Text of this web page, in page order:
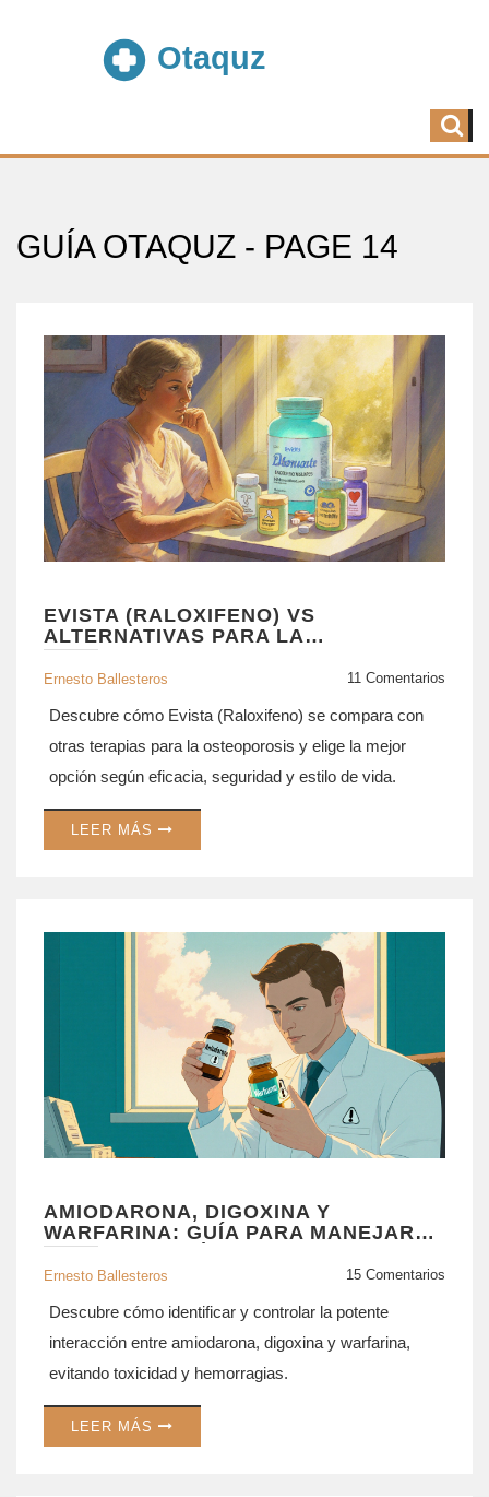
GUÍA OTAQUZ - PAGE 14
EVISTA (RALOXIFENO) VS
ALTERNATIVAS PARA LA
OSTEOPOROSIS
Ernesto Ballesteros 11 Comentarios
Descubre cómo Evista (Raloxifeno) se compara con
otras terapias para la osteoporosis y elige la mejor
opción según eficacia, seguridad y estilo de vida.
LEER MÁS
AMIODARONA, DIGOXINA Y
WARFARINA: GUÍA PARA MANEJAR
LA INTERACCIÓN PELIGROSA
Ernesto Ballesteros 15 Comentarios
Descubre cómo identificar y controlar la potente
interacción entre amiodarona, digoxina y warfarina,
evitando toxicidad y hemorragias.
LEER MÁS